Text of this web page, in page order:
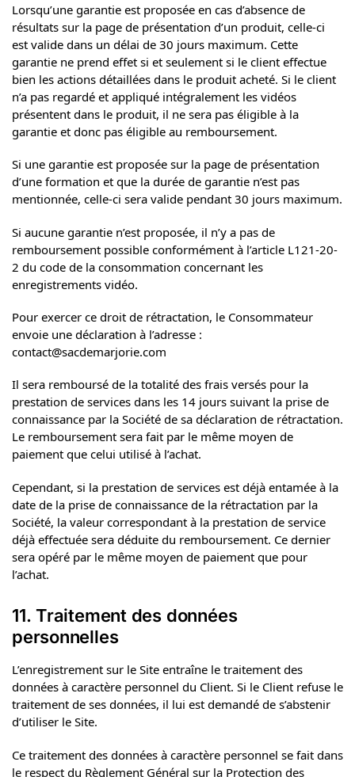
Lorsqu’une garantie est proposée en cas d’absence de
résultats sur la page de présentation d’un produit, celle-ci
est valide dans un délai de 30 jours maximum. Cette
garantie ne prend effet si et seulement si le client effectue
bien les actions détaillées dans le produit acheté. Si le client
n’a pas regardé et appliqué intégralement les vidéos
présentent dans le produit, il ne sera pas éligible à la
garantie et donc pas éligible au remboursement.
Si une garantie est proposée sur la page de présentation
d’une formation et que la durée de garantie n’est pas
mentionnée, celle-ci sera valide pendant 30 jours maximum.
Si aucune garantie n’est proposée, il n’y a pas de
remboursement possible conformément à l’article L121-20-
2 du code de la consommation concernant les
enregistrements vidéo.
Pour exercer ce droit de rétractation, le Consommateur
envoie une déclaration à l’adresse :
contact@sacdemarjorie.com
Il sera remboursé de la totalité des frais versés pour la
prestation de services dans les 14 jours suivant la prise de
connaissance par la Société de sa déclaration de rétractation.
Le remboursement sera fait par le même moyen de
paiement que celui utilisé à l’achat.
Cependant, si la prestation de services est déjà entamée à la
date de la prise de connaissance de la rétractation par la
Société, la valeur correspondant à la prestation de service
déjà effectuée sera déduite du remboursement. Ce dernier
sera opéré par le même moyen de paiement que pour
l’achat.
11. Traitement des données
personnelles
L’enregistrement sur le Site entraîne le traitement des
données à caractère personnel du Client. Si le Client refuse le
traitement de ses données, il lui est demandé de s’abstenir
d’utiliser le Site.
Ce traitement des données à caractère personnel se fait dans
le respect du Règlement Général sur la Protection des